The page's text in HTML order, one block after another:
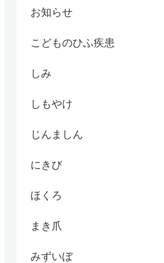
お知らせ
こどものひふ疾患
しみ
しもやけ
じんましん
にきび
ほくろ
まき爪
みずいぼ